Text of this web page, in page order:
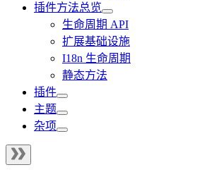
插件方法总览
生命周期 API
扩展基础设施
I18n 生命周期
静态方法
插件
主题
杂项